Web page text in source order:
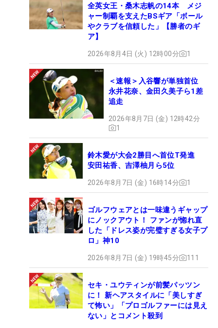
全英女王・桑木志帆の14本 メジ
ャー制覇を支えたBSギア「ボール
やクラブを信頼した」【勝者のギ
ア】
2026年8月4日 (火) 12時00分 1
＜速報＞入谷響が単独首位
永井花奈、金田久美子ら1差
追走
2026年8月7日 (金) 12時42分
1
鈴木愛が大会2勝目へ首位T発進
安田祐香、吉澤柚月ら5位
2026年8月7日 (金) 16時14分 1
ゴルフウェアとは一味違うギャップ
にノックアウト！ ファンが惚れ直
した「ドレス姿が完璧すぎる女子プ
ロ」神10
2026年8月7日 (金) 19時45分 111
セキ・ユウティンが前髪パッツン
に！ 新ヘアスタイルに「美しすぎ
て怖い」「プロゴルファーには見え
ない」とコメント殺到